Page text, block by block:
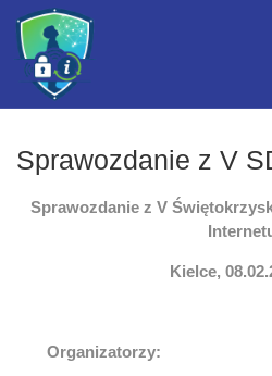
Sprawozdanie z V
Sprawozdanie z V
Kielce,
Organizatorzy: